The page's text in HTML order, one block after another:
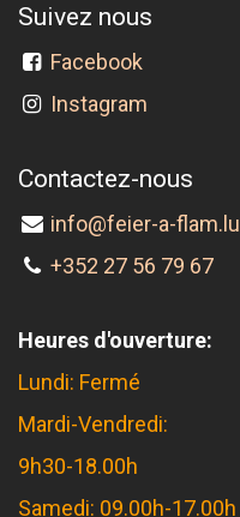
Suivez nous
Facebook
Instagram
Contactez-nous
info@feier-a-flam.lu
+352 27 56 79 67
Heures d'ouverture:
Lundi: Fermé
Mardi-Vendredi:
9h30-18.00h
Samedi: 09.00h-17.00h